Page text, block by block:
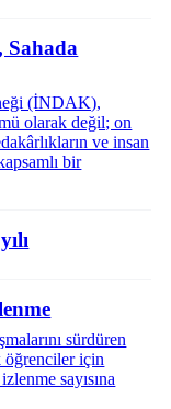
Sahada
(İNDAK),
olarak değil; on
ve insan
bir
sürdüren
öğrenciler için
sayısına